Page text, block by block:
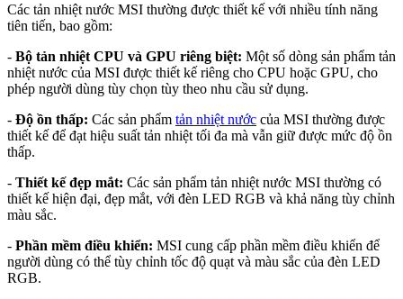
Các tản nhiệt nước MSI thường được thiết kế với nhiều tính năng
tiên tiến, bao gồm:
- Bộ tản nhiệt CPU và GPU riêng biệt: Một số dòng sản phẩm tản
nhiệt nước của MSI được thiết kế riêng cho CPU hoặc GPU, cho
phép người dùng tùy chọn tùy theo nhu cầu sử dụng.
- Độ ồn thấp: Các sản phẩm tản nhiệt nước của MSI thường được
thiết kế để đạt hiệu suất tản nhiệt tối đa mà vẫn giữ được mức độ ồn
thấp.
- Thiết kế đẹp mắt: Các sản phẩm tản nhiệt nước MSI thường có
thiết kế hiện đại, đẹp mắt, với đèn LED RGB và khả năng tùy chỉnh
màu sắc.
- Phần mềm điều khiển: MSI cung cấp phần mềm điều khiển để
người dùng có thể tùy chỉnh tốc độ quạt và màu sắc của đèn LED
RGB.